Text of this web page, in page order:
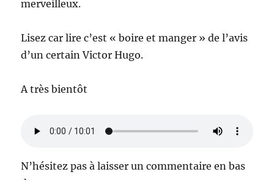
merveilleux.
Lisez car lire c’est « boire et manger » de l’avis
d’un certain Victor Hugo.
A très bientôt
N’hésitez pas à laisser un commentaire en bas